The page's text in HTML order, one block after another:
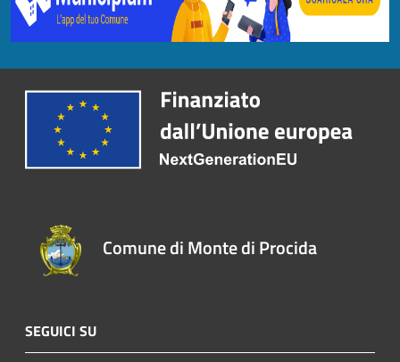
Comune di Monte di Procida
SEGUICI SU